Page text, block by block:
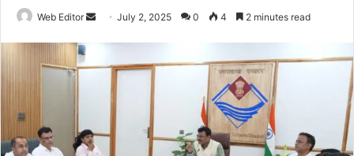
Web Editor
e
m
July 2, 2025 0 4 2 minutes read